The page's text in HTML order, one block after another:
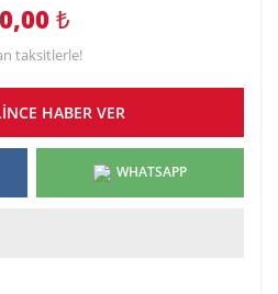
₺
taksitlerle!
HABER VER
WHATSAPP